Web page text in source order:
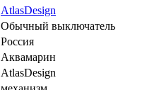
AtlasDesign
Обычный выключатель
Россия
Аквамарин
AtlasDesign